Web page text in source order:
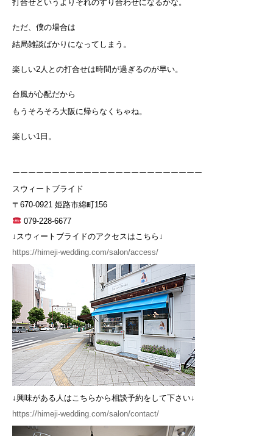
打合せというよりそれのすり合わせになるかな。
ただ、僕の場合は
結局雑談ばかりになってしまう。
楽しい2人との打合せは時間が過ぎるのが早い。
台風が心配だから
もうそろそろ大阪に帰らなくちゃね。
楽しい1日。
ーーーーーーーーーーーーーーーーーーーーーーーー
スウィートブライド
〒670-0921 姫路市綿町156
079-228-6677
↓スウィートブライドのアクセスはこちら↓
https://himeji-wedding.com/salon/access/
↓興味がある人はこちらから相談予約をして下さい↓
https://himeji-wedding.com/salon/contact/